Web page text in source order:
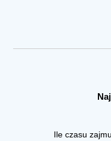
Ile czasu